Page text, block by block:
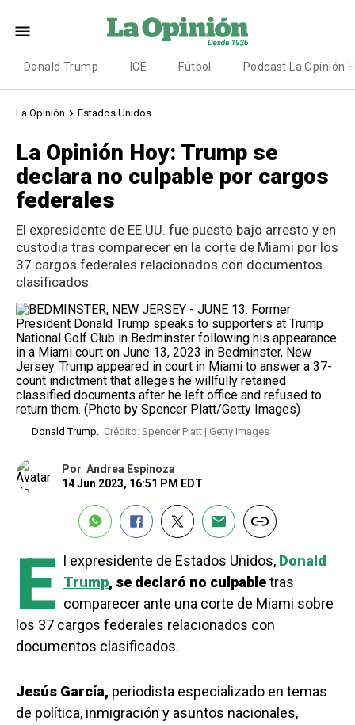
Donald Trump ICE Fútbol Podcast La Opinión
La Opinión Estados Unidos
La Opinión Hoy: Trump se
declara no culpable por cargos
federales
El expresidente de EE.UU. fue puesto bajo arresto y en
custodia tras comparecer en la corte de Miami por los
37 cargos federales relacionados con documentos
clasificados.
Donald Trump. Crédito: Spencer Platt | Getty Images
Por Andrea Espinoza
14 Jun 2023, 16:51 PM EDT
E l expresidente de Estados Unidos, Donald
Trump, se declaró no culpabletras
comparecer ante una corte de Miami sobre
los 37 cargos federales relacionados con
documentos clasificados.
Jesús García, periodista especializado en temas
de política, inmigración y asuntos nacionales,